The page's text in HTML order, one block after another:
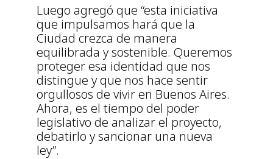
Luego agregó que “esta iniciativa
que impulsamos hará que la
Ciudad crezca de manera
equilibrada y sostenible. Queremos
proteger esa identidad que nos
distingue y que nos hace sentir
orgullosos de vivir en Buenos Aires.
Ahora, es el tiempo del poder
legislativo de analizar el proyecto,
debatirlo y sancionar una nueva
ley”.